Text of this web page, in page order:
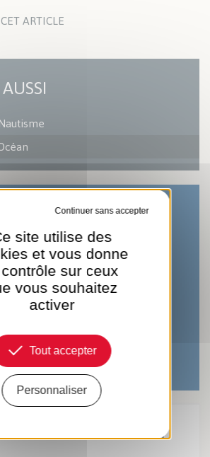
ARTICLE
SPORTS OCÉAN
D'OLONNE
02
ACTUS SPORTIVES
site utilise des
et vous donne
sur ceux
vous souhaitez
activer
Tout accepter
Tout refuser
Personnaliser